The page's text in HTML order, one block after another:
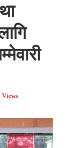
Views